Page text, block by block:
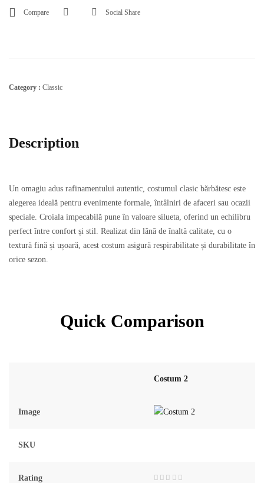
Compare Social Share
Category : Classic
Description
Un omagiu adus rafinamentului autentic, costumul clasic bărbătesc este
alegerea ideală pentru evenimente formale, întâlniri de afaceri sau ocazii
speciale. Croiala impecabilă pune în valoare silueta, oferind un echilibru
perfect între confort și stil. Realizat din lână de înaltă calitate, cu o
textură fină și ușoară, acest costum asigură respirabilitate și durabilitate în
orice sezon.
Quick Comparison
Costum 2
Image
SKU
Rating